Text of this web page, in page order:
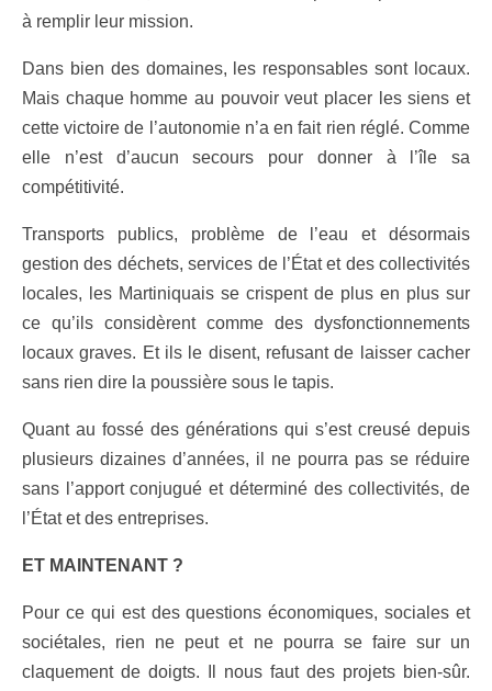
à remplir leur mission.
Dans bien des domaines, les responsables sont locaux.
Mais chaque homme au pouvoir veut placer les siens et
cette victoire de l’autonomie n’a en fait rien réglé. Comme
elle n’est d’aucun secours pour donner à l’île sa
compétitivité.
Transports publics, problème de l’eau et désormais
gestion des déchets, services de l’État et des collectivités
locales, les Martiniquais se crispent de plus en plus sur
ce qu’ils considèrent comme des dysfonctionnements
locaux graves. Et ils le disent, refusant de laisser cacher
sans rien dire la poussière sous le tapis.
Quant au fossé des générations qui s’est creusé depuis
plusieurs dizaines d’années, il ne pourra pas se réduire
sans l’apport conjugué et déterminé des collectivités, de
l’État et des entreprises.
ET MAINTENANT ?
Pour ce qui est des questions économiques, sociales et
sociétales, rien ne peut et ne pourra se faire sur un
claquement de doigts. Il nous faut des projets bien-sûr.